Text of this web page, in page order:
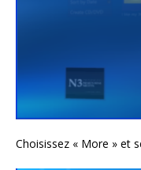
Choisissez « More » et